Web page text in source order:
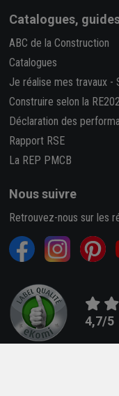
Catalogues,
ABC de la Construction
Catalogues
Je réalise mes travaux -
Construire selon la
Déclaration des
Rapport RSE
La REP PMCB
Nous suivre
Retrouvez-nous sur les
4,7/5